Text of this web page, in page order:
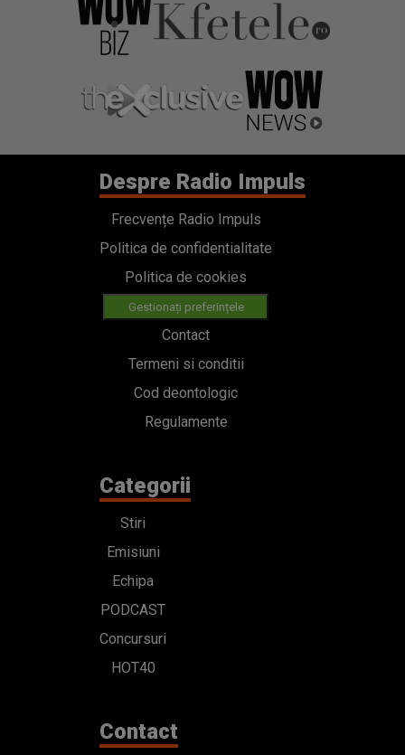
Despre Radio Impuls
Frecvențe Radio Impuls
Politica de confidentialitate
Politica de cookies
Gestionați preferințele
Contact
Termeni si conditii
Cod deontologic
Regulamente
Categorii
Stiri
Emisiuni
Echipa
PODCAST
Concursuri
HOT40
Contact